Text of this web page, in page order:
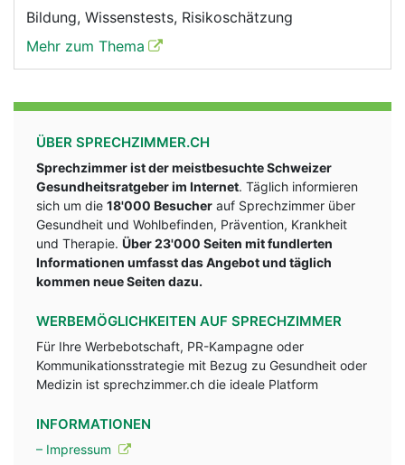
Bildung, Wissenstests, Risikoschätzung
Mehr zum Thema
ÜBER SPRECHZIMMER.CH
Sprechzimmer ist der meistbesuchte Schweizer
Gesundheitsratgeber im Internet. Täglich informieren
sich um die 18'000 Besucher auf Sprechzimmer über
Gesundheit und Wohlbefinden, Prävention, Krankheit
und Therapie. Über 23'000 Seiten mit fundlerten
Informationen umfasst das Angebot und täglich
kommen neue Seiten dazu.
WERBEMÖGLICHKEITEN AUF SPRECHZIMMER
Für Ihre Werbebotschaft, PR-Kampagne oder
Kommunikationsstrategie mit Bezug zu Gesundheit oder
Medizin ist sprechzimmer.ch die ideale Platform
INFORMATIONEN
– Impressum